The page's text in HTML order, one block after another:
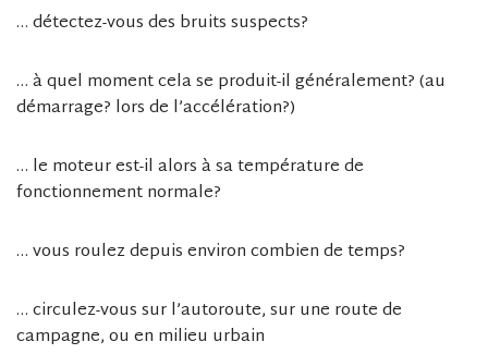
… détectez-vous des bruits suspects?
… à quel moment cela se produit-il généralement? (au
démarrage? lors de l’accélération?)
… le moteur est-il alors à sa température de
fonctionnement normale?
… vous roulez depuis environ combien de temps?
… circulez-vous sur l’autoroute, sur une route de
campagne, ou en milieu urbain